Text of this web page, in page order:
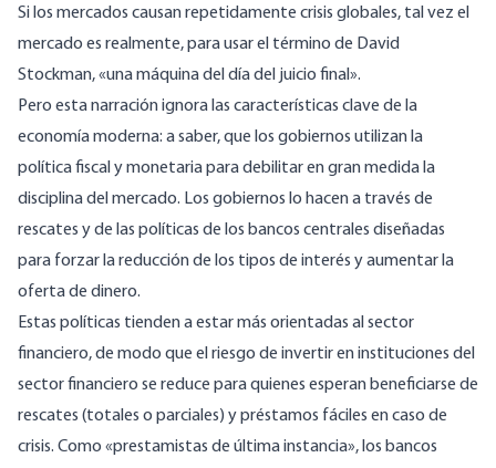
Si los mercados causan repetidamente crisis globales, tal vez el
mercado es realmente, para usar el término de David
Stockman, «una máquina del día del juicio final».
Pero esta narración ignora las características clave de la
economía moderna: a saber, que los gobiernos utilizan la
política fiscal y monetaria para debilitar en gran medida la
disciplina del mercado. Los gobiernos lo hacen a través de
rescates y de las políticas de los bancos centrales diseñadas
para forzar la reducción de los tipos de interés y aumentar la
oferta de dinero.
Estas políticas tienden a estar más orientadas al sector
financiero, de modo que el riesgo de invertir en instituciones del
sector financiero se reduce para quienes esperan beneficiarse de
rescates (totales o parciales) y préstamos fáciles en caso de
crisis. Como «prestamistas de última instancia», los bancos